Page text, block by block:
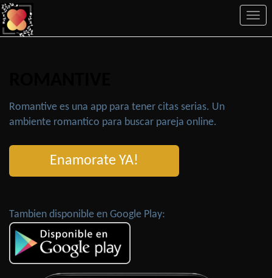
Romantive es una app para tener citas serias. Un
ambiente romantico para buscar pareja online.
Enamorate YA!
Tambien disponible en Google Play: